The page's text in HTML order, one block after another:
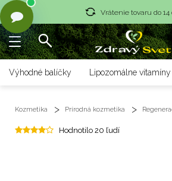
Vrátenie tovaru do 14
Rýchle dodanie <36
Rýchle dodanie <36
Výhodné balíčky Lipozomálne vitamíny
Kozmetika Prírodná kozmetika
Hodnotilo 20 ľudí